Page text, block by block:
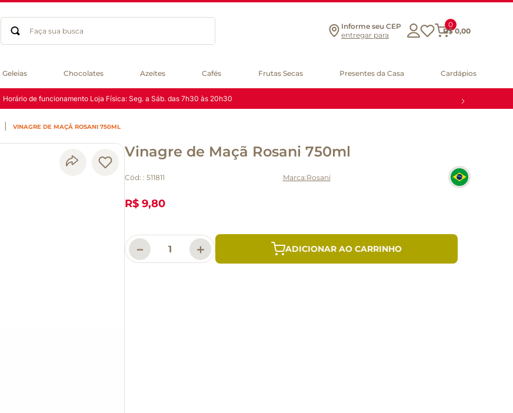
Faça sua busca
Informe seu CEP
entregar para
0
R$ 0,00
Geleias Chocolates Azeites Cafés Frutas Secas Presentes da Casa Cardápios
Horário de funcionamento Loja Física: Seg. a Sáb. das 7h30 às 20h30
VINAGRE DE MAÇÃ ROSANI 750ML
Vinagre de Maçã Rosani 750ml
Cód: : 511811 Rosani
R$ 9,80
＋
－ ADICIONAR AO CARRINHO
gluten
chá